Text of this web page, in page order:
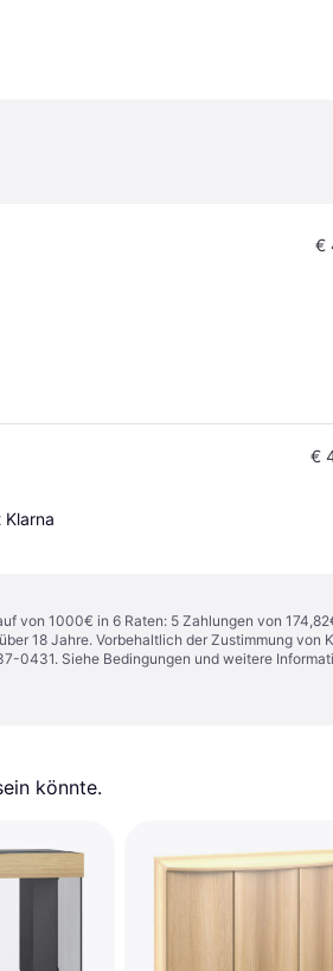
€
€
von 1000€ in 6 Raten: 5 Zahlungen von
18 Jahre. Vorbehaltlich der Zustimmung
0431. Siehe Bedingungen und weitere
könnte.